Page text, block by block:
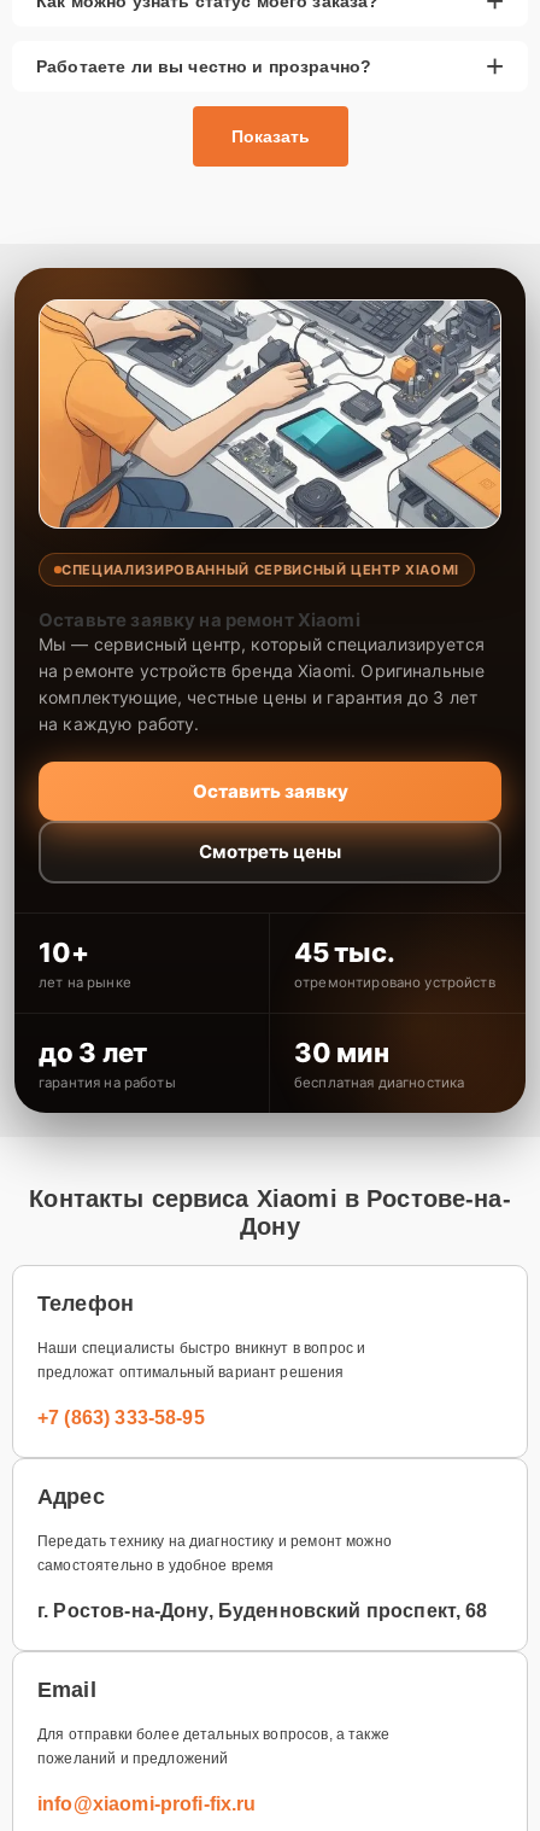
Работаете ли вы честно и прозрачно? +
Показать
СПЕЦИАЛИЗИРОВАННЫЙ СЕРВИСНЫЙ ЦЕНТР XIAOMI
Оставьте заявку на ремонт Xiaomi
Мы — сервисный центр, который специализируется
на ремонте устройств бренда Xiaomi. Оригинальные
комплектующие, честные цены и гарантия до 3 лет
на каждую работу.
Оставить заявку
Смотреть цены
10+
лет на рынке
45 тыс.
отремонтировано устройств
до 3 лет
гарантия на работы
30 мин
бесплатная диагностика
Контакты сервиса Xiaomi в Ростове-на-
Дону
Телефон
Наши специалисты быстро вникнут в вопрос и
предложат оптимальный вариант решения
+7 (863) 333-58-95
Адрес
Передать технику на диагностику и ремонт можно
самостоятельно в удобное время
г. Ростов-на-Дону, Буденновский проспект, 68
Email
Для отправки более детальных вопросов, а также
пожеланий и предложений
info@xiaomi-profi-fix.ru